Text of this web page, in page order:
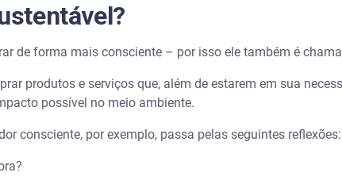
de forma mais consciente – por isso ele também é
produtos e serviços que, além de estarem em sua
possível no meio ambiente.
consciente, por exemplo, passa pelas seguintes reflexões: